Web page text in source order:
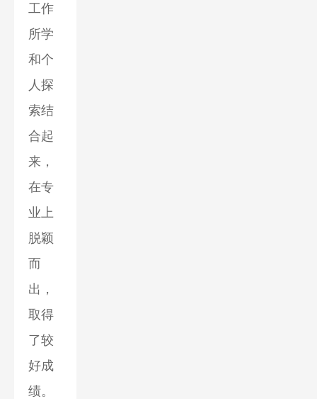
工作
所学
和个
人探
索结
合起
来，
在专
业上
脱颖
而
出，
取得
了较
好成
绩。